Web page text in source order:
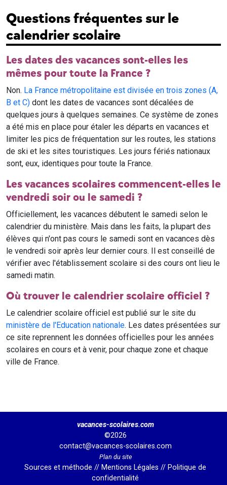
Questions fréquentes sur le
calendrier scolaire
Les dates des vacances sont-elles les
mêmes pour toute la France ?
Non. La France métropolitaine est divisée en trois zones (A,
B et C) dont les dates de vacances sont décalées de
quelques jours à quelques semaines. Ce système de zones
a été mis en place pour étaler les départs en vacances et
limiter les pics de fréquentation sur les routes, les stations
de ski et les sites touristiques. Les jours fériés nationaux
sont, eux, identiques pour toute la France.
Les vacances scolaires commencent-elles le
vendredi soir ou le samedi ?
Officiellement, les vacances débutent le samedi selon le
calendrier du ministère. Mais dans les faits, la plupart des
élèves qui n'ont pas cours le samedi sont en vacances dès
le vendredi soir après leur dernier cours. Il est conseillé de
vérifier avec l'établissement scolaire si des cours ont lieu le
samedi matin.
Où trouver le calendrier scolaire officiel ?
Le calendrier scolaire officiel est publié sur le site du
ministère de l'Education nationale. Les dates présentées sur
ce site reprennent les données officielles pour les années
scolaires en cours et à venir, pour chaque zone et chaque
ville de France.
vacances-scolaires.com
©2026
contact@vacances-scolaires.com
Plan du site
Sources et méthode // Mentions Légales // Politique de
confidentialité